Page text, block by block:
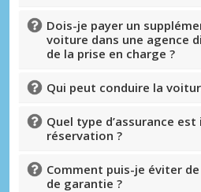
Dois-je payer un
voiture dans une agence
de la prise en charge ?
Qui peut conduire la
Quel type d’assurance
réservation ?
Comment puis-je éviter
de garantie ?